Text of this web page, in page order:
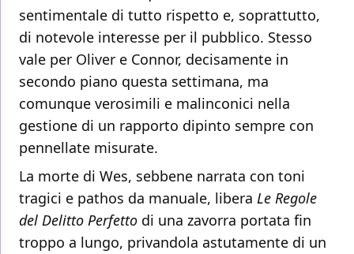
sentimentale di tutto rispetto e, soprattutto,
di notevole interesse per il pubblico. Stesso
vale per Oliver e Connor, decisamente in
secondo piano questa settimana, ma
comunque verosimili e malinconici nella
gestione di un rapporto dipinto sempre con
pennellate misurate.
La morte di Wes, sebbene narrata con toni
tragici e pathos da manuale, libera Le Regole
del Delitto Perfetto di una zavorra portata fin
troppo a lungo, privandola astutamente di un